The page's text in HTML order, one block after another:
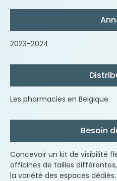
2023-2024
Les pharmacies en Belgique
Besoin
Concevoir un kit de visibilité
officines de tailles
la variété des espaces dédiés.